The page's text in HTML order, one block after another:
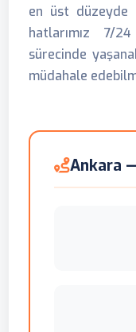
en üst düzeyde
hatlarımız 7/
sürecinde
müdahale
Ankara